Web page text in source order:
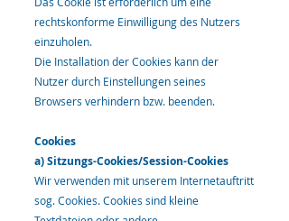
rechtskonforme Einwilligung des Nutzers
einzuholen.
Die Installation der Cookies kann der
Nutzer durch Einstellungen seines
Browsers verhindern bzw. beenden.
Cookies
a) Sitzungs-Cookies/Session-Cookies
Wir verwenden mit unserem Internetauftritt
sog. Cookies. Cookies sind kleine